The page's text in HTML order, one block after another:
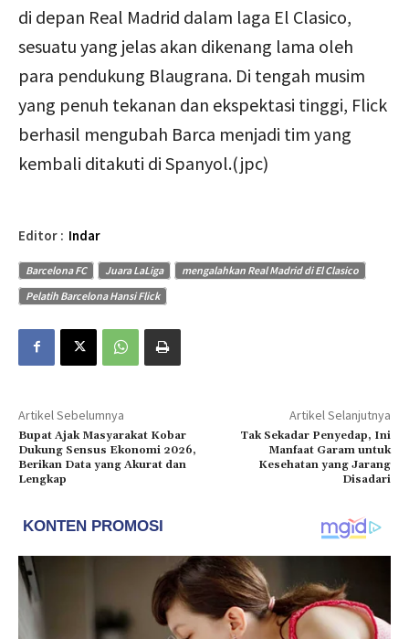
di depan Real Madrid dalam laga El Clasico,
sesuatu yang jelas akan dikenang lama oleh
para pendukung Blaugrana. Di tengah musim
yang penuh tekanan dan ekspektasi tinggi, Flick
berhasil mengubah Barca menjadi tim yang
kembali ditakuti di Spanyol.(jpc)
Editor : Indar
Barcelona FC Juara LaLiga
mengalahkan Real Madrid di El Clasico
Pelatih Barcelona Hansi Flick
Artikel Sebelumnya
Bupat Ajak Masyarakat Kobar
Dukung Sensus Ekonomi 2026,
Berikan Data yang Akurat dan
Lengkap
Artikel Selanjutnya
Tak Sekadar Penyedap, Ini
Manfaat Garam untuk
Kesehatan yang Jarang
Disadari